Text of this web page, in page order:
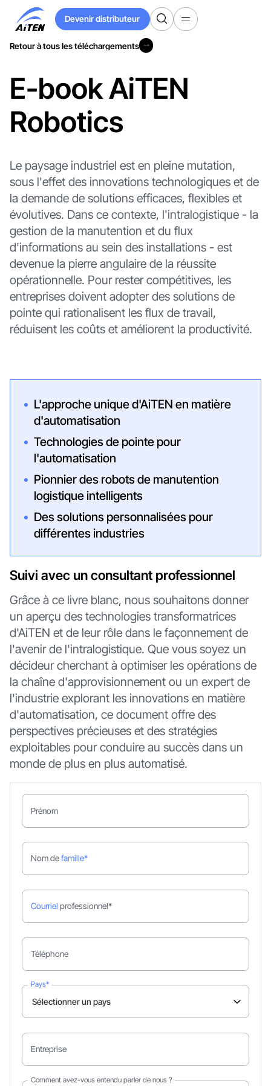
Devenir distributeur
Devenir distributeur
Retour à tous les téléchargements
E-book AiTEN
Robotics
Le paysage industriel est en pleine mutation,
sous l'effet des innovations technologiques et de
la demande de solutions efficaces, flexibles et
évolutives. Dans ce contexte, l'intralogistique - la
gestion de la manutention et du flux
d'informations au sein des installations - est
devenue la pierre angulaire de la réussite
opérationnelle. Pour rester compétitives, les
entreprises doivent adopter des solutions de
pointe qui rationalisent les flux de travail,
réduisent les coûts et améliorent la productivité.
L'approche unique d'AiTEN en matière
d'automatisation
Technologies de pointe pour
l'automatisation
Pionnier des robots de manutention
logistique intelligents
Des solutions personnalisées pour
différentes industries
Suivi avec un consultant professionnel
Grâce à ce livre blanc, nous souhaitons donner
un aperçu des technologies transformatrices
d'AiTEN et de leur rôle dans le façonnement de
l'avenir de l'intralogistique. Que vous soyez un
décideur cherchant à optimiser les opérations de
la chaîne d'approvisionnement ou un expert de
l'industrie explorant les innovations en matière
d'automatisation, ce document offre des
perspectives précieuses et des stratégies
exploitables pour conduire au succès dans un
monde de plus en plus automatisé.
Prénom
Nom defamille*
Courriel professionnel*
Téléphone
Pays*
Entreprise
Comment avez-vous entendu parler de nous ?